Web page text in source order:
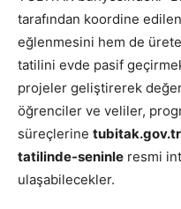
tarafından koordine
eğlenmesini hem de
tatilini evde pasif
projeler geliştirerek
öğrenciler ve veliler,
süreçlerine
tatilinde-seninle resmi
ulaşabilecekler.